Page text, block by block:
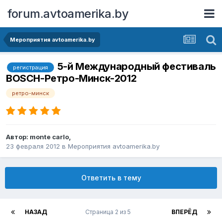
forum.avtoamerika.by
Мероприятия avtoamerika.by
регистрация
5-й Международный фестиваль
BOSCH-Ретро-Минск-2012
ретро-минск
Автор: monte carlo,
23 февраля 2012 в Мероприятия avtoamerika.by
Ответить в тему
НАЗАД ВПЕРЁД
Страница 2 из 5